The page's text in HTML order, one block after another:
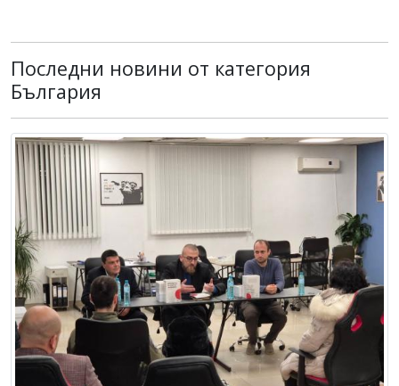
Последни новини от категория
България